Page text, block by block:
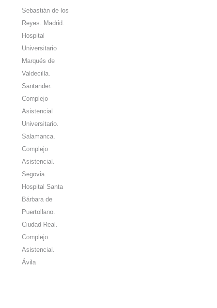
Sebastián de los
Reyes. Madrid.
Hospital
Universitario
Marqués de
Valdecilla.
Santander.
Complejo
Asistencial
Universitario.
Salamanca.
Complejo
Asistencial.
Segovia.
Hospital Santa
Bárbara de
Puertollano.
Ciudad Real.
Complejo
Asistencial.
Ávila